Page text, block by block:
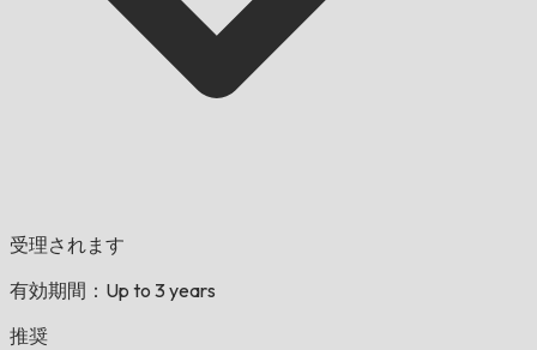
受理されます
有効期間：Up to 3 years
推奨